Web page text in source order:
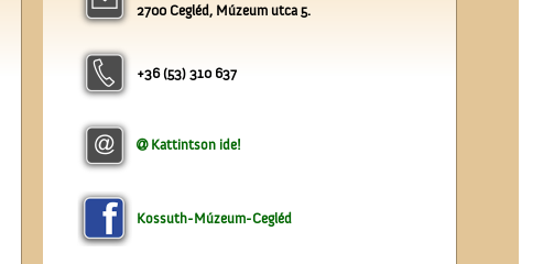
2700 Cegléd, Múzeum utca 5.
+36 (53) 310 637
Kattintson ide!
Kossuth-Múzeum-Cegléd